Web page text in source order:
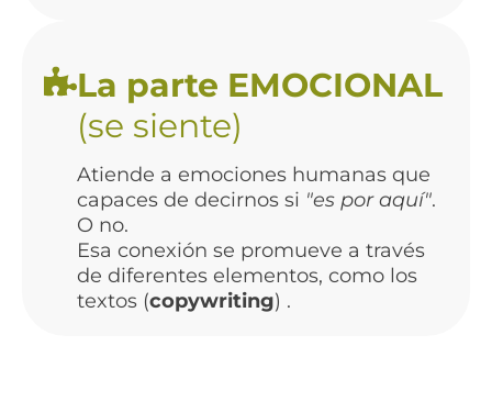
La parte EMOCIONAL
(se siente)
Atiende a emociones humanas que
capaces de decirnos si "es por aquí".
O no.
Esa conexión se promueve a través
de diferentes elementos, como los
textos (copywriting) .